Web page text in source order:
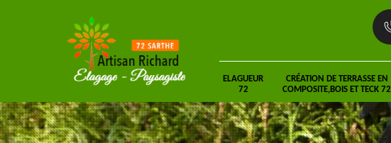
ELAGUEUR
72
CRÉATION DE TERRASSE EN
COMPOSITE,BOIS ET TECK 72